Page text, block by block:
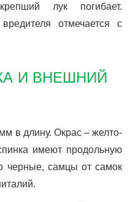
лук погибает.
отмечается с
И ВНЕШНИЙ
в длину. Окрас – желто-
имеют продольную
черные, самцы от самок